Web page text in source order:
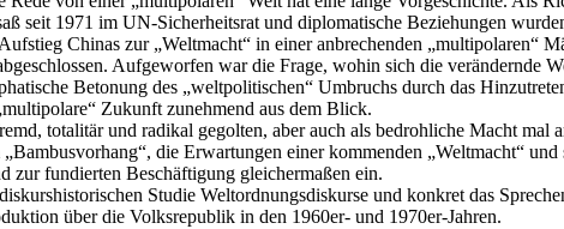
seit 1971 im UN-Sicherheitsrat und diplomatische Beziehungen
Chinas zur „Weltmacht“ in einer anbrechenden „multipolaren“
Aufgeworfen war die Frage, wohin sich die
Betonung des „weltpolitischen“ Umbruchs durch das
Zukunft zunehmend aus dem Blick.
totalitär und radikal gegolten, aber auch als bedrohliche Macht
die Erwartungen einer kommenden „Weltmacht“
zur fundierten Beschäftigung gleichermaßen ein.
Studie Weltordnungsdiskurse und konkret das
über die Volksrepublik in den 1960er- und 1970er-Jahren.